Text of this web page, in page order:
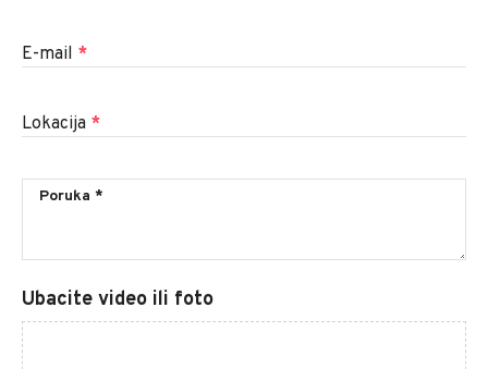
E-mail *
Lokacija *
Ubacite video ili foto